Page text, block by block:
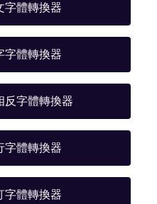
字體轉換器
字體轉換器
反字體轉換器
字體轉換器
字體轉換器